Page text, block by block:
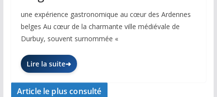
une expérience gastronomique au cœur des Ardennes
belges Au cœur de la charmante ville médiévale de
Durbuy, souvent surnommée «
Lire la suite
Article le plus consulté